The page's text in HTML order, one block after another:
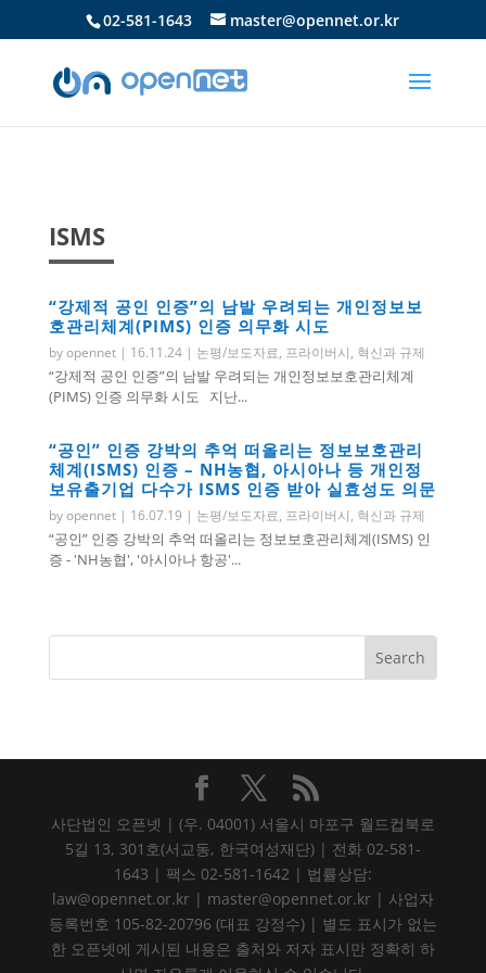
02-581-1643 master@opennet.or.kr
ISMS
“강제적 공인 인증”의 남발 우려되는 개인정보보
호관리체계(PIMS) 인증 의무화 시도
byopennet| 16.11.24| 논평/보도자료, 프라이버시, 혁신과 규제
“강제적 공인 인증”의 남발 우려되는 개인정보보호관리체계
(PIMS) 인증 의무화 시도 지난...
“공인” 인증 강박의 추억 떠올리는 정보보호관리
체계(ISMS) 인증 – NH농협, 아시아나 등 개인정
보유출기업 다수가 ISMS 인증 받아 실효성도 의문
byopennet| 16.07.19 | 논평/보도자료, 프라이버시, 혁신과 규제
“공인” 인증 강박의 추억 떠올리는 정보보호관리체계(ISMS) 인
증 - 'NH농협', '아시아나 항공'...
사단법인 오픈넷 | (우. 04001) 서울시 마포구 월드컵북로
5길 13, 301호(서교동, 한국여성재단) | 전화 02-581-
1643 | 팩스 02-581-1642 | 법률상담:
law@opennet.or.kr | master@opennet.or.kr | 사업자
등록번호 105-82-20796 (대표 강정수) | 별도 표시가 없는
한 오픈넷에 게시된 내용은 출처와 저자 표시만 정확히 하